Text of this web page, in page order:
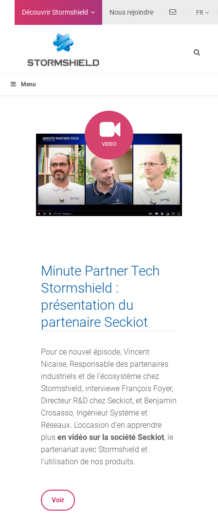
Découvrir Stormshield Nous rejoindre FR
Menu
Minute Partner Tech
Stormshield :
présentation du
partenaire Seckiot
Pour ce nouvel épisode, Vincent
Nicaise, Responsable des partenaires
industriels et de l'écosystème chez
Stormshield, interviewe François Foyer,
Directeur R&D chez Seckiot, et Benjamin
Crosasso, Ingénieur Système et
Réseaux. L'occasion d'en apprendre
plus en vidéo sur la société Seckiot, le
partenariat avec Stormshield et
l'utilisation de nos produits.
Voir